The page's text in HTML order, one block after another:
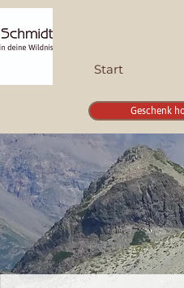
Start
Geschenk